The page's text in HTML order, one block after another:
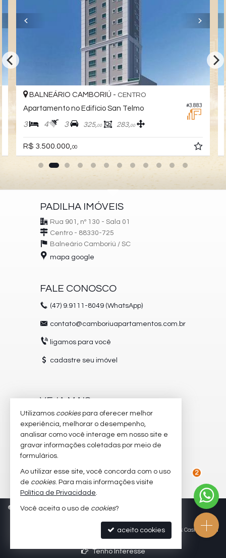
#3.883
BALNEÁRIO CAMBORIÚ - CENTRO
Apartamento no Edifício San Telmo
3 4 3 325,00 283,00
R$ 3.500.000,00
PADILHA IMÓVEIS
Rua 901, nº 130 - Sala 01
Centro - 88330-725
Balneário Camboriú / SC
mapa google
FALE CONOSCO
(47) 9.9111-8049 (WhatsApp)
contato@camboriuapartamentos.com.br
ligamos para você
cadastre seu imóvel
VEJA MAIS
receba nosso newsletter
trabalhe conosco
imóveis favoritos
mapa de imóveis
© 2026 CRECI/SC 5504-J Política de Privacidade
Site para imobiliárias: Castel Digital
2
Tenho Interesse
Utilizamos cookiespara oferecer melhor
experiência, melhorar o desempenho,
analisar como você interage em nosso site e
gravar informações coletadas por meio de
formulários.
Ao utilizar esse site, você concorda com o uso
de cookies. Para mais informações visite
Política de Privacidade.
Você aceita o uso de cookies?
aceito cookies